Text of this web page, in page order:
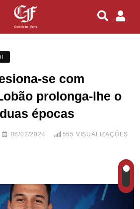
se com
prolonga-lhe o
épocas
06/02/2024 555 VISUALIZAÇÕES